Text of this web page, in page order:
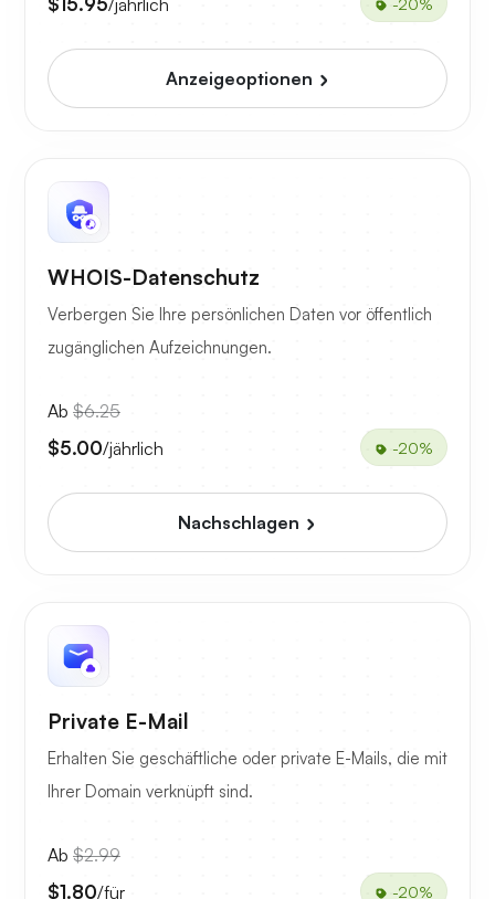
-20%
Anzeigeoptionen
WHOIS-Datenschutz
Verbergen Sie Ihre persönlichen Daten vor öffentlich
zugänglichen Aufzeichnungen.
Ab $6.25
$5.00/jährlich -20%
Nachschlagen
Private E-Mail
Erhalten Sie geschäftliche oder private E-Mails, die mit
Ihrer Domain verknüpft sind.
Ab $2.99
$1.80/für -20%